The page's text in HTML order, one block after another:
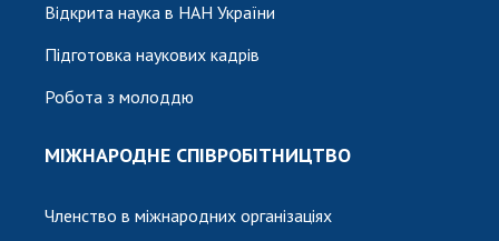
Відкрита наука в НАН України
Підготовка наукових кадрів
Робота з молоддю
МІЖНАРОДНЕ СПІВРОБІТНИЦТВО
Членство в міжнародних організаціях